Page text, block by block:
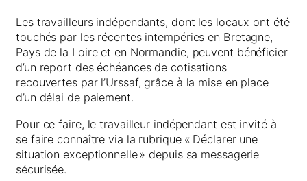
Les travailleurs indépendants, dont les locaux ont été
touchés par les récentes intempéries en Bretagne,
Pays de la Loire et en Normandie, peuvent bénéficier
d’un report des échéances de cotisations
recouvertes par l’Urssaf, grâce à la mise en place
d’un délai de paiement.
Pour ce faire, le travailleur indépendant est invité à
se faire connaître via la rubrique « Déclarer une
situation exceptionnelle » depuis sa messagerie
sécurisée.